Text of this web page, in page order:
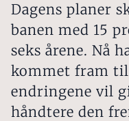
Dagens planer
banen med 15
seks årene. Nå
kommet fram
endringene vil
håndtere den